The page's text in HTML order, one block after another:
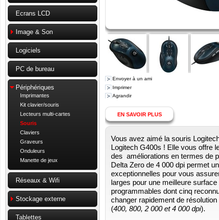
Ecrans LCD
Image & Son
Logiciels
PC de bureau
Périphériques
Imprimantes
Kit clavier/souris
Lecteurs multi-cartes
Souris
Claviers
Graveurs
Onduleurs
Manette de jeux
Réseaux & Wifi
Stockage externe
Tablettes
Envoyer à un ami
Imprimer
Agrandir
EN SAVOIR PLUS
Vous avez aimé la souris
Logitech G400s ! Elle vous offre
des améliorations en termes de
Delta Zero de 4 000 dpi permet
exceptionnelles pour vous
larges pour une meilleure
programmables dont cinq
changer rapidement de
(400, 800, 2 000 et 4 000 dpi).